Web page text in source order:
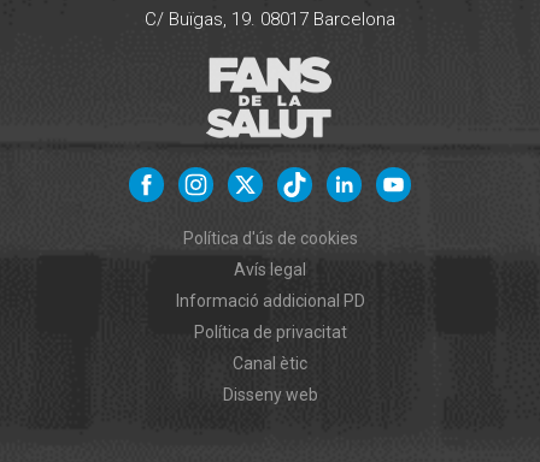
C/ Buïgas, 19. 08017 Barcelona
Política d'ús de cookies
Avís legal
Informació addicional PD
Política de privacitat
Canal ètic
Disseny web